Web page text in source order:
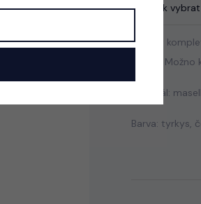
Jak
3-dílný
šortky.
Materiál:
Barva: tyrkys,